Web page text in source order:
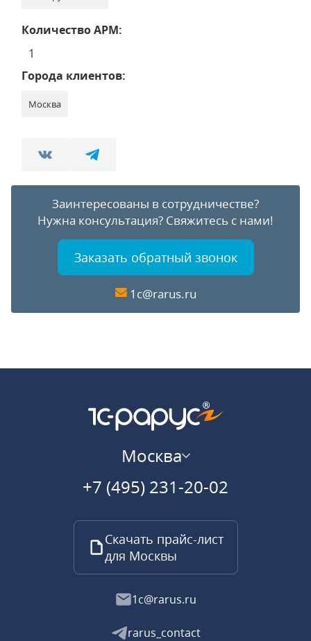
Количество АРМ:
1
Города клиентов:
Москва
Заинтересованы в сотрудничестве?
Нужна консультация? Свяжитесь с нами!
Заказать обратный звонок
1c@rarus.ru
Москва
+7 (495) 231-20-02
Скачать прайс-лист
для Москвы
1c@rarus.ru
rarus_contact